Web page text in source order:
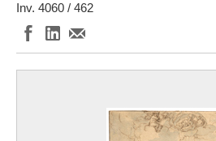
Inv. 4060 / 462